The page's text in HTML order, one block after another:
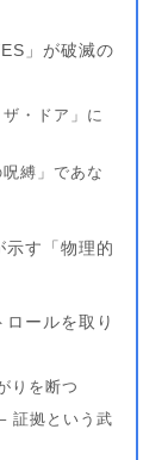
」が破滅の
・ドア」に
縛」であな
す「物理的
ールを取り
りを断つ
証拠という武